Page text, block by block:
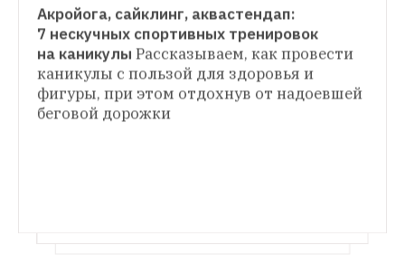
ВЫХОДНЫЕ В ГОРОДЕ
22 идеи для новогодних каникул в Москве
«Шерлок» в кинотеатрах, курсы
фотографии и кодинга, а также выставки,
новые фильмы, распродажи и другие
СИТУАЦИЯ
Как не поправиться в новогодние
праздники? The Village узнал у диетолога
и специалиста по детоксу, как питаться
в длинные выходные без ущерба для
настроения и фигуры
Акройога, сайклинг, аквастендап:
7 нескучных спортивных тренировок
на каникулы Рассказываем, как провести
каникулы с пользой для здоровья и
фигуры, при этом отдохнув от надоевшей
беговой дорожки